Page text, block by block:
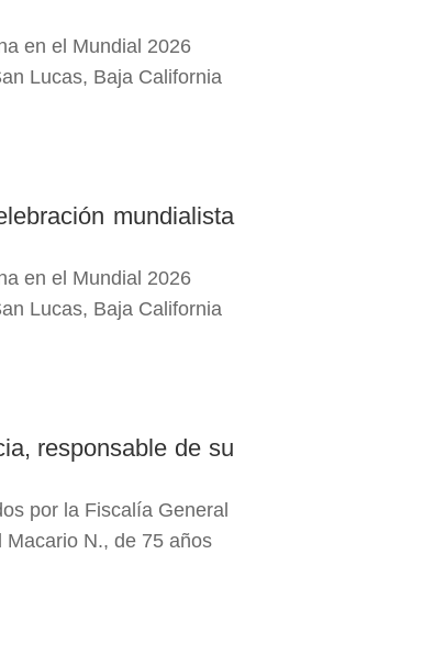
en el Mundial 2026
Lucas, Baja California
mundialista
en el Mundial 2026
Lucas, Baja California
responsable de su
por la Fiscalía General
N., de 75 años